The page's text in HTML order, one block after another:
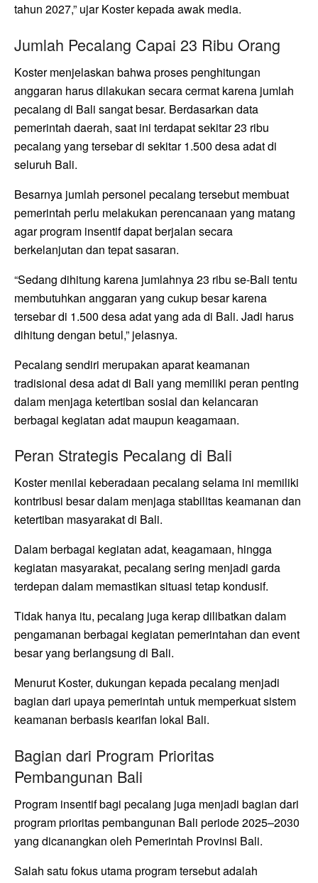
tahun 2027,” ujar Koster kepada awak media.
Jumlah Pecalang Capai 23 Ribu Orang
Koster menjelaskan bahwa proses penghitungan
anggaran harus dilakukan secara cermat karena jumlah
pecalang di Bali sangat besar. Berdasarkan data
pemerintah daerah, saat ini terdapat sekitar 23 ribu
pecalang yang tersebar di sekitar 1.500 desa adat di
seluruh Bali.
Besarnya jumlah personel pecalang tersebut membuat
pemerintah perlu melakukan perencanaan yang matang
agar program insentif dapat berjalan secara
berkelanjutan dan tepat sasaran.
“Sedang dihitung karena jumlahnya 23 ribu se-Bali tentu
membutuhkan anggaran yang cukup besar karena
tersebar di 1.500 desa adat yang ada di Bali. Jadi harus
dihitung dengan betul,” jelasnya.
Pecalang sendiri merupakan aparat keamanan
tradisional desa adat di Bali yang memiliki peran penting
dalam menjaga ketertiban sosial dan kelancaran
berbagai kegiatan adat maupun keagamaan.
Peran Strategis Pecalang di Bali
Koster menilai keberadaan pecalang selama ini memiliki
kontribusi besar dalam menjaga stabilitas keamanan dan
ketertiban masyarakat di Bali.
Dalam berbagai kegiatan adat, keagamaan, hingga
kegiatan masyarakat, pecalang sering menjadi garda
terdepan dalam memastikan situasi tetap kondusif.
Tidak hanya itu, pecalang juga kerap dilibatkan dalam
pengamanan berbagai kegiatan pemerintahan dan event
besar yang berlangsung di Bali.
Menurut Koster, dukungan kepada pecalang menjadi
bagian dari upaya pemerintah untuk memperkuat sistem
keamanan berbasis kearifan lokal Bali.
Bagian dari Program Prioritas
Pembangunan Bali
Program insentif bagi pecalang juga menjadi bagian dari
program prioritas pembangunan Bali periode 2025–2030
yang dicanangkan oleh Pemerintah Provinsi Bali.
Salah satu fokus utama program tersebut adalah